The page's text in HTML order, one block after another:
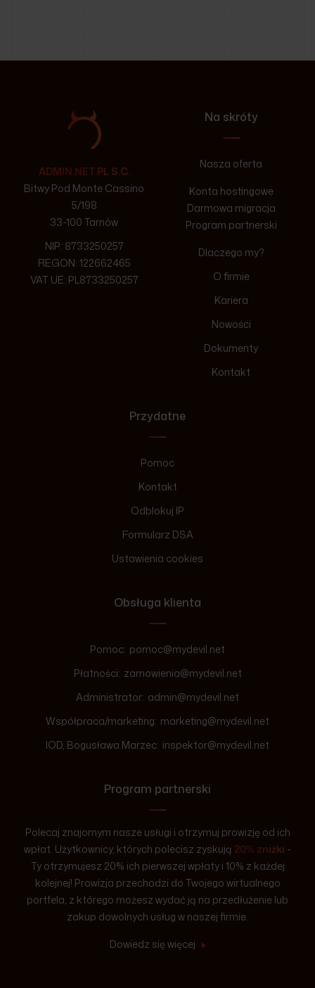
ADMIN.NET.PL S.C.
Bitwy Pod Monte Cassino
5/198
33-100 Tarnów
NIP: 8733250257
REGON: 122662465
VAT UE: PL8733250257
Program partnerski
Polecaj znajomym nasze usługi i otrzymuj prowizję od ich
wpłat. Użytkownicy, których polecisz zyskują 20% zniżki -
Ty otrzymujesz 20% ich pierwszej wpłaty i 10% z każdej
kolejnej! Prowizja przechodzi do Twojego wirtualnego
portfela, z którego możesz wydać ją na przedłużenie lub
zakup dowolnych usług w naszej firmie.
Dowiedz się więcej
Na skróty
Nasza oferta
Konta hostingowe
Darmowa migracja
Program partnerski
Dlaczego my?
O firmie
Kariera
Nowości
Dokumenty
Kontakt
Przydatne
Pomoc
Kontakt
Odblokuj IP
Formularz DSA
Ustawienia cookies
Obsługa klienta
Pomoc: pomoc@mydevil.net
Płatności: zamowienia@mydevil.net
Administrator: admin@mydevil.net
Współpraca/marketing: marketing@mydevil.net
IOD, Bogusława Marzec: inspektor@mydevil.net